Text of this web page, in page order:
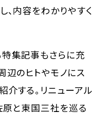
、内容をわかりやすく
集記事もさらに充
辺のヒトやモノにス
介する。リニューアル
原と東国三社を巡る